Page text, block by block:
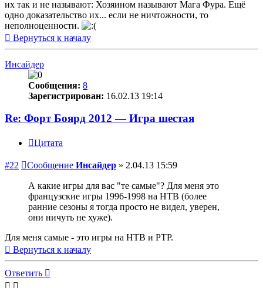
их так и не называют: Хозяином называют Мага Фура. Ещё
одно доказательство их... если не ничтожности, то
неполноценности.
Вернуться к началу
Инсайдер
Сообщения: 8
Зарегистрирован: 16.02.13 19:14
Re: Форт Боярд 2012 — Игра шестая
Цитата
#22 Сообщение Инсайдер » 2.04.13 15:59
А какие игры для вас "те самые"? Для меня это
французские игры 1996-1998 на НТВ (более
ранние сезоны я тогда просто не видел, уверен,
они ничуть не хуже).
Для меня самые - это игры на НТВ и РТР.
Вернуться к началу
Ответить